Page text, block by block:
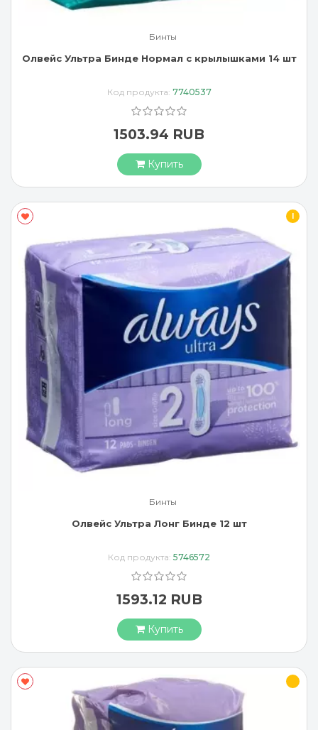
Бинты
Олвейс Ультра Бинде Нормал с крылышками 14 шт
Код продукта: 7740537
1503.94 RUB
Купить
I
Бинты
Олвейс Ультра Лонг Бинде 12 шт
Код продукта: 5746572
1593.12 RUB
Купить